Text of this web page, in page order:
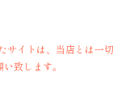
サイトは、当店とは一
致します。